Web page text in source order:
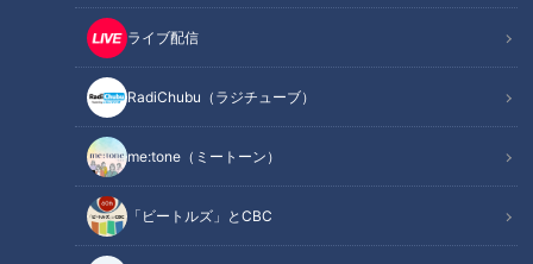
ライブ配信
RadiChubu（ラジチューブ）
me:tone（ミートーン）
「ビートルズ」とCBC
フランス人は菓子店「シャトレ
ーゼ」の店名に顔を赤らめる？
【チャント！特集】